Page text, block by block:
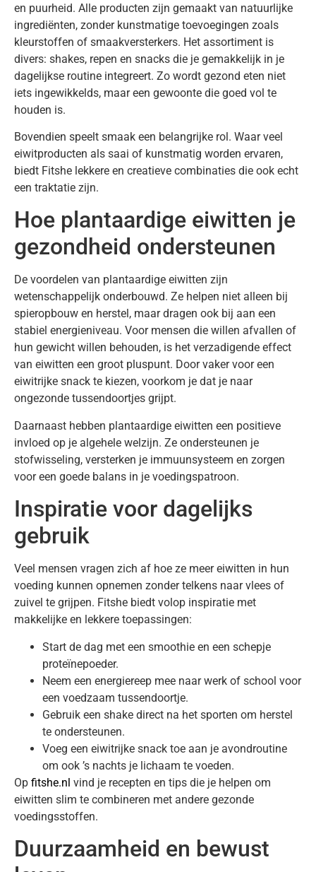
en puurheid. Alle producten zijn gemaakt van natuurlijke
ingrediënten, zonder kunstmatige toevoegingen zoals
kleurstoffen of smaakversterkers. Het assortiment is
divers: shakes, repen en snacks die je gemakkelijk in je
dagelijkse routine integreert. Zo wordt gezond eten niet
iets ingewikkelds, maar een gewoonte die goed vol te
houden is.
Bovendien speelt smaak een belangrijke rol. Waar veel
eiwitproducten als saai of kunstmatig worden ervaren,
biedt Fitshe lekkere en creatieve combinaties die ook echt
een traktatie zijn.
Hoe plantaardige eiwitten je
gezondheid ondersteunen
De voordelen van plantaardige eiwitten zijn
wetenschappelijk onderbouwd. Ze helpen niet alleen bij
spieropbouw en herstel, maar dragen ook bij aan een
stabiel energieniveau. Voor mensen die willen afvallen of
hun gewicht willen behouden, is het verzadigende effect
van eiwitten een groot pluspunt. Door vaker voor een
eiwitrijke snack te kiezen, voorkom je dat je naar
ongezonde tussendoortjes grijpt.
Daarnaast hebben plantaardige eiwitten een positieve
invloed op je algehele welzijn. Ze ondersteunen je
stofwisseling, versterken je immuunsysteem en zorgen
voor een goede balans in je voedingspatroon.
Inspiratie voor dagelijks
gebruik
Veel mensen vragen zich af hoe ze meer eiwitten in hun
voeding kunnen opnemen zonder telkens naar vlees of
zuivel te grijpen. Fitshe biedt volop inspiratie met
makkelijke en lekkere toepassingen:
Start de dag met een smoothie en een schepje
proteïnepoeder.
Neem een energiereep mee naar werk of school voor
een voedzaam tussendoortje.
Gebruik een shake direct na het sporten om herstel
te ondersteunen.
Voeg een eiwitrijke snack toe aan je avondroutine
om ook ’s nachts je lichaam te voeden.
Op fitshe.nl vind je recepten en tips die je helpen om
eiwitten slim te combineren met andere gezonde
voedingsstoffen.
Duurzaamheid en bewust